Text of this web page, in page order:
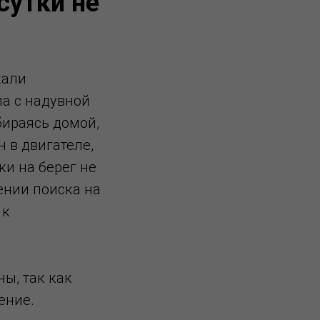
с надувной
домой,
двигателе,
на берег не
поиска на
так как